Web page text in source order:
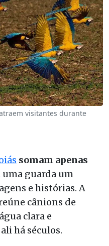
visitantes durante
somam apenas
uma guarda um
e histórias. A
cânions de
clara e
há séculos.